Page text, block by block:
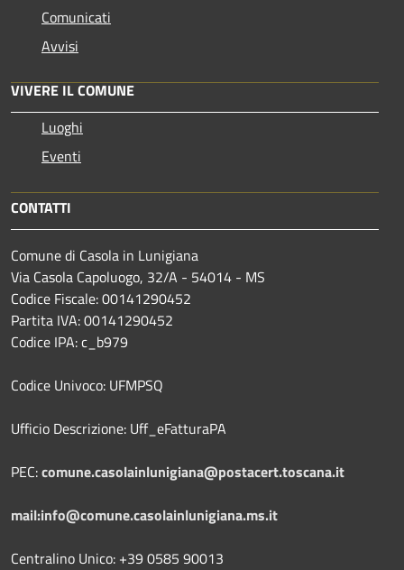
Comunicati
Avvisi
VIVERE IL COMUNE
Luoghi
Eventi
CONTATTI
Comune di Casola in Lunigiana
Via Casola Capoluogo, 32/A - 54014 - MS
Codice Fiscale: 00141290452
Partita IVA: 00141290452
Codice IPA: c_b979
Codice Univoco: UFMPSQ
Ufficio Descrizione: Uff_eFatturaPA
PEC:comune.casolainlunigiana@postacert.toscana.it
mail:info@comune.casolainlunigiana.ms.it
Centralino Unico: +39 0585 90013